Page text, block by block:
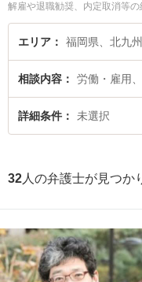
解雇や退職勧奨、内定取消等
特に弁護士法人ＯＮＥ 門司オ
弘美弁護士、北九州第一法律
の実績豊富な近くの弁護士を
談できる北九州市内の弁護士
おすすめです。
エリア
相談内容 労働・雇用
詳細条件 未選択
32 人の弁護士が見つか